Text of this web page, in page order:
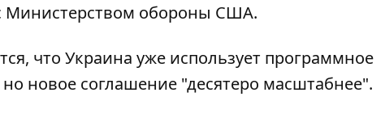
Министерством обороны США.
что Украина уже использует программное
новое соглашение "десятеро масштабнее".